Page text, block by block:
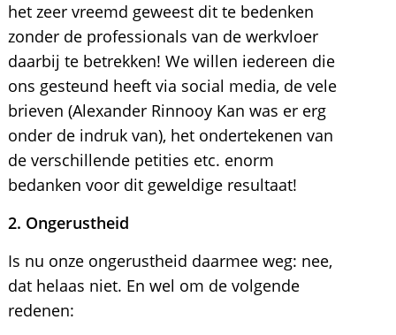
het zeer vreemd geweest dit te bedenken
zonder de professionals van de werkvloer
daarbij te betrekken! We willen iedereen die
ons gesteund heeft via social media, de vele
brieven (Alexander Rinnooy Kan was er erg
onder de indruk van), het ondertekenen van
de verschillende petities etc. enorm
bedanken voor dit geweldige resultaat!
2. Ongerustheid
Is nu onze ongerustheid daarmee weg: nee,
dat helaas niet. En wel om de volgende
redenen: